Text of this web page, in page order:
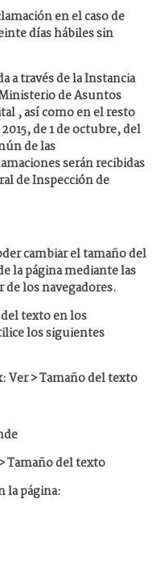
en el caso de
días hábiles sin
a través de la Instancia
de Asuntos
, así como en el resto
de 1 de octubre, del
de las
serán recibidas
de Inspección de
cambiar el tamaño del
la página mediante las
los navegadores.
texto en los
los siguientes
> Tamaño del texto
Tamaño del texto
la página: